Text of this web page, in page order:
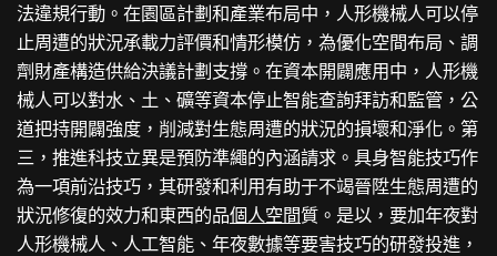
法違規行動。在園區計劃和產業布局中，人形機械人可以停
止周遭的狀況承載力評價和情形模仿，為優化空間布局、調
劑財產構造供給決議計劃支撐。在資本開闢應用中，人形機
械人可以對水、土、礦等資本停止智能查詢拜訪和監管，公
道把持開闢強度，削減對生態周遭的狀況的損壞和淨化。第
三，推進科技立異是預防準繩的內涵請求。具身智能技巧作
為一項前沿技巧，其研發和利用有助于不竭晉陞生態周遭的
狀況修復的效力和東西的品個人空間質。是以，要加年夜對
人形機械人、人工智能、年夜數據等要害技巧的研發投進，